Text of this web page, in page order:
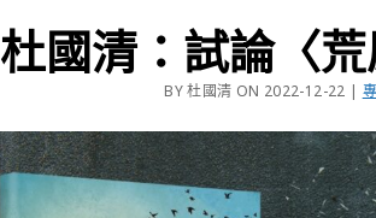
杜國清：試論〈
BY 杜國清 ON 2022-12-22 |